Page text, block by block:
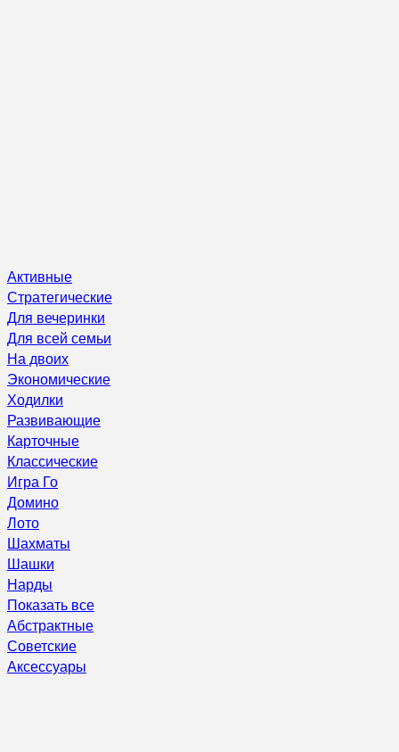
Активные
Стратегические
Для вечеринки
Для всей семьи
На двоих
Экономические
Ходилки
Развивающие
Карточные
Классические
Игра Го
Домино
Лото
Шахматы
Шашки
Нарды
Показать все
Абстрактные
Советские
Аксессуары